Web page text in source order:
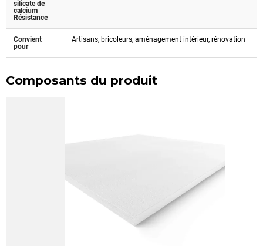
silicate de
calcium
Résistance
Convient
pour
Artisans, bricoleurs, aménagement intérieur, rénovation
Composants du produit